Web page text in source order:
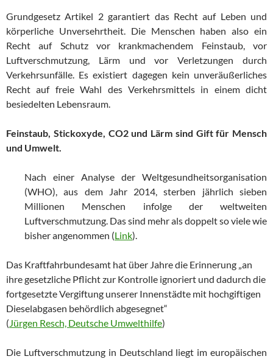
Grundgesetz Artikel 2 garantiert das Recht auf Leben und
körperliche Unversehrtheit. Die Menschen haben also ein
Recht auf Schutz vor krankmachendem Feinstaub, vor
Luftverschmutzung, Lärm und vor Verletzungen durch
Verkehrsunfälle. Es existiert dagegen kein unveräußerliches
Recht auf freie Wahl des Verkehrsmittels in einem dicht
besiedelten Lebensraum.
Feinstaub, Stickoxyde, CO2 und Lärm sind Gift für Mensch
und Umwelt.
Nach einer Analyse der Weltgesundheitsorganisation
(WHO), aus dem Jahr 2014, sterben jährlich sieben
Millionen Menschen infolge der weltweiten
Luftverschmutzung. Das sind mehr als doppelt so viele wie
bisher angenommen (Link).
Das Kraftfahrbundesamt hat über Jahre die Erinnerung „an
ihre gesetzliche Pflicht zur Kontrolle ignoriert und dadurch die
fortgesetzte Vergiftung unserer Innenstädte mit hochgiftigen
Dieselabgasen behördlich abgesegnet“
(Jürgen Resch, Deutsche Umwelthilfe)
Die Luftverschmutzung in Deutschland liegt im europäischen